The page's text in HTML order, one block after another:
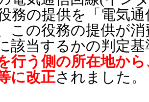
務の提供を「電気
この役務の提供が
該当するかの判定基
行う側の所在地か
に改正されました。